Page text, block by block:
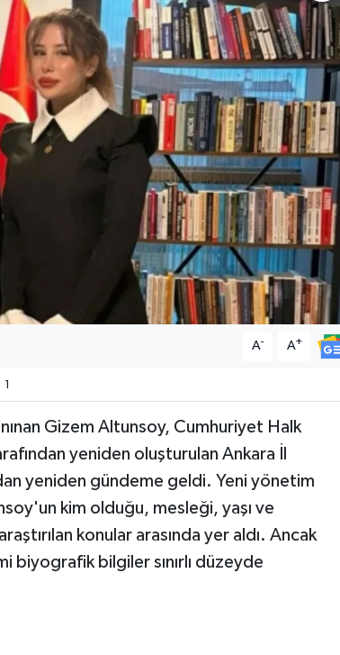
A- A+
1
Gizem Altunsoy, Cumhuriyet Halk
yeniden oluşturulan Ankara İl
yeniden gündeme geldi. Yeni yönetim
kim olduğu, mesleği, yaşı ve
konular arasında yer aldı. Ancak
biyografik bilgiler sınırlı düzeyde